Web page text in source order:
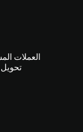
العملات
تحويل